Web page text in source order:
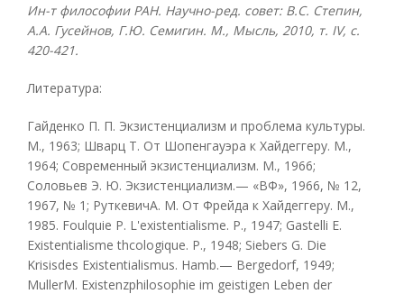
Ин-т философии РАН. Научно-ред. совет: В.С. Степин,
А.А. Гусейнов, Г.Ю. Семигин. М., Мысль, 2010, т. IV, с.
420-421.
Литература:
Гайденко П. П. Экзистенциализм и проблема культуры.
М., 1963; Шварц Т. От Шопенгауэра к Хайдеггеру. М.,
1964; Современный экзистенциализм. М., 1966;
Соловьев Э. Ю. Экзистенциализм.— «ВФ», 1966, № 12,
1967, № 1; РуткевичА. М. От Фрейда к Хайдеггеру. М.,
1985. Foulquie P. L'existentialisme. Р., 1947; Gastelli Е.
Existentialisme thcologique. P., 1948; Siebers G. Die
Krisisdes Existentialismus. Hamb.— Bergedorf, 1949;
MullerM. Existenzphilosophie im geistigen Leben der